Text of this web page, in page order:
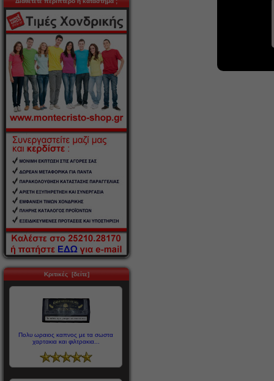
Κριτικές [δείτε]
Πολυ ωραιος καπνος με τα σωστα
χαρτακια και φιλτρακια...